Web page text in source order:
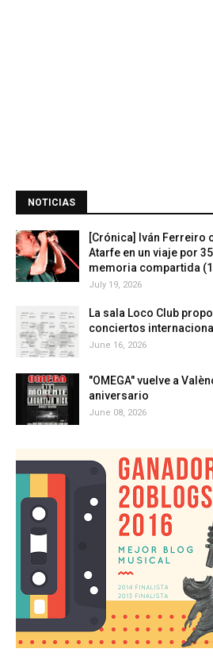
NOTICIAS
[Crónica] Iván Ferreiro
Atarfe en un viaje por
memoria compartida
July 19, 2026
La sala Loco Club
conciertos
June 16, 2026
"OMEGA" vuelve a
aniversario
June 08, 2026